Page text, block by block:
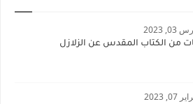
2023
2023